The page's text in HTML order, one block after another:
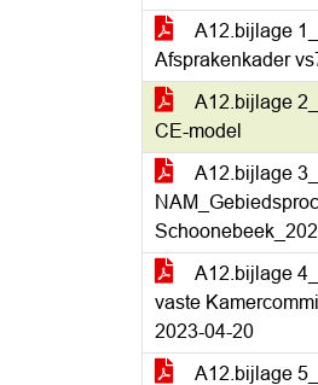
A12.bijlage
Afsprakenkader
A12.bijlage
CE-model
A12.bijlage
A12.bijlage
vaste
2023-04-20
A12.bijlage